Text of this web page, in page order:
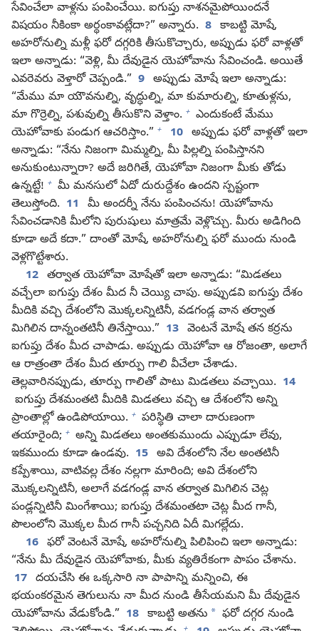
సేవించేలా వాళ్లను పంపించేయి. ఐగుప్తు నాశనమైపోయిందనే
విషయం నీకింకా అర్థంకావట్లేదా?” అన్నారు. 8 కాబట్టి మోషే,
అహరోనుల్ని మళ్లీ ఫరో దగ్గరికి తీసుకొచ్చారు, అప్పుడు ఫరో వాళ్లతో
ఇలా అన్నాడు: “వెళ్లి, మీ దేవుడైన యెహోవాను సేవించండి. అయితే
ఎవరెవరు వెళ్తారో చెప్పండి.” 9 అప్పుడు మోషే ఇలా అన్నాడు:
“మేము మా యౌవనుల్ని, వృద్ధుల్ని, మా కుమారుల్ని, కూతుళ్లను,
మా గొర్రెల్ని, పశువుల్ని తీసుకొని వెళ్తాం. + ఎందుకంటే మేము
యెహోవాకు పండుగ ఆచరిస్తాం.” + 10 అప్పుడు ఫరో వాళ్లతో ఇలా
అన్నాడు: “నేను నిజంగా మిమ్మల్ని, మీ పిల్లల్ని పంపిస్తానని
అనుకుంటున్నారా? అదే జరిగితే, యెహోవా నిజంగా మీకు తోడు
ఉన్నట్టే! + మీ మనసులో ఏదో దురుద్దేశం ఉందని స్పష్టంగా
తెలుస్తోంది. 11
మీ అందర్నీ నేను పంపించను! యెహోవాను
సేవించడానికి మీలోని పురుషులు మాత్రమే వెళ్లొచ్చు. మీరు అడిగింది
కూడా అదే కదా.” దాంతో మోషే, అహరోనుల్ని ఫరో ముందు నుండి
వెళ్లగొట్టేశారు.
12 తర్వాత యెహోవా మోషేతో ఇలా అన్నాడు: “మిడతలు
వచ్చేలా ఐగుప్తు దేశం మీద నీ చెయ్యి చాపు. అప్పుడవి ఐగుప్తు దేశం
మీదికి వచ్చి దేశంలోని మొక్కలన్నిటినీ, వడగండ్ల వాన తర్వాత
మిగిలిన దాన్నంతటినీ తినేస్తాయి.” 13 వెంటనే మోషే తన కర్రను
ఐగుప్తు దేశం మీద చాపాడు. అప్పుడు యెహోవా ఆ రోజంతా, అలాగే
ఆ రాత్రంతా దేశం మీద తూర్పు గాలి వీచేలా చేశాడు.
తెల్లవారినప్పుడు, తూర్పు గాలితో పాటు మిడతలు వచ్చాయి. 14
ఐగుప్తు దేశమంతటి మీదికి మిడతలు వచ్చి ఆ దేశంలోని అన్ని
ప్రాంతాల్లో ఉండిపోయాయి. + పరిస్థితి చాలా దారుణంగా
తయారైంది; + అన్ని మిడతలు అంతకుముందు ఎప్పుడూ లేవు,
ఇకముందు కూడా ఉండవు. 15 అవి దేశంలోని నేల అంతటినీ
కప్పేశాయి, వాటివల్ల దేశం నల్లగా మారింది; అవి దేశంలోని
మొక్కలన్నిటినీ, అలాగే వడగండ్ల వాన తర్వాత మిగిలిన చెట్ల
పండ్లన్నిటినీ మింగేశాయి; ఐగుప్తు దేశమంతటా చెట్ల మీద గానీ,
పొలంలోని మొక్కల మీద గానీ పచ్చనిది ఏదీ మిగల్లేదు.
16 ఫరో వెంటనే మోషే, అహరోనుల్ని పిలిపించి ఇలా అన్నాడు:
“నేను మీ దేవుడైన యెహోవాకు, మీకు వ్యతిరేకంగా పాపం చేశాను.
17 దయచేసి ఈ ఒక్కసారి నా పాపాన్ని మన్నించి, ఈ
భయంకరమైన తెగులును నా మీద నుండి తీసేయమని మీ దేవుడైన
యెహోవాను వేడుకోండి.” 18 కాబట్టి అతను * ఫరో దగ్గర నుండి